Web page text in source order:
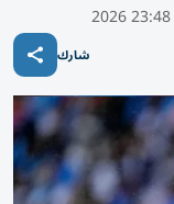
شارك